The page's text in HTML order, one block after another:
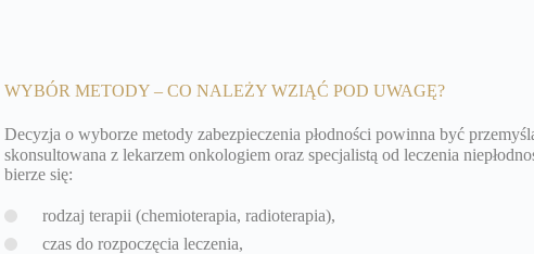
WYBÓR METODY – CO NALEŻY WZIĄĆ POD UWAGĘ?
Decyzja o wyborze metody zabezpieczenia płodności powinna być
skonsultowana z lekarzem onkologiem oraz specjalistą od leczenia
bierze się:
rodzaj terapii (chemioterapia, radioterapia),
czas do rozpoczęcia leczenia,